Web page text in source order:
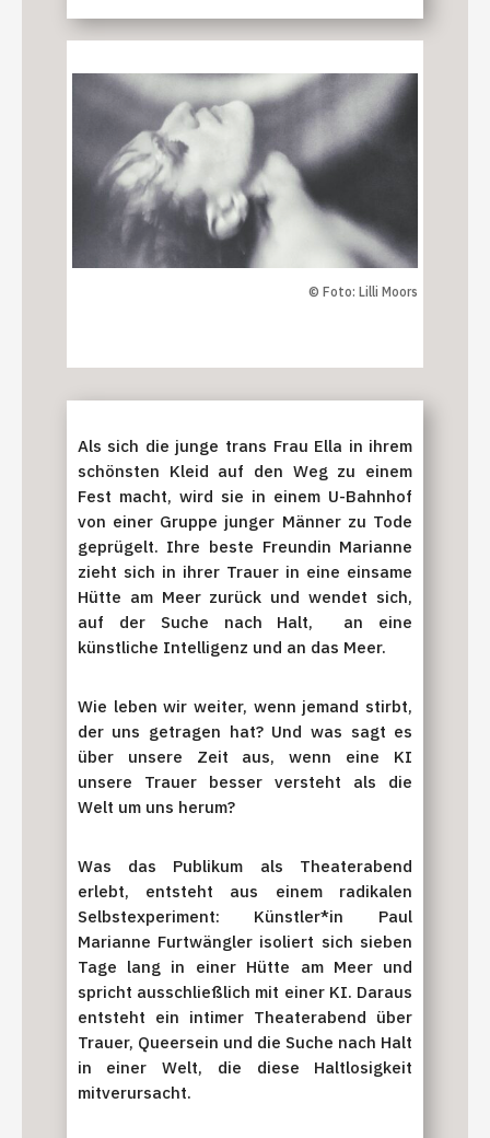
© Foto: Lilli Moors
Als sich die junge trans Frau Ella in ihrem
schönsten Kleid auf den Weg zu einem
Fest macht, wird sie in einem U-Bahnhof
von einer Gruppe junger Männer zu Tode
geprügelt. Ihre beste Freundin Marianne
zieht sich in ihrer Trauer in eine einsame
Hütte am Meer zurück und wendet sich,
auf der Suche nach Halt, an eine
künstliche Intelligenz und an das Meer.
Wie leben wir weiter, wenn jemand stirbt,
der uns getragen hat? Und was sagt es
über unsere Zeit aus, wenn eine KI
unsere Trauer besser versteht als die
Welt um uns herum?
Was das Publikum als Theaterabend
erlebt, entsteht aus einem radikalen
Selbstexperiment: Künstler*in Paul
Marianne Furtwängler isoliert sich sieben
Tage lang in einer Hütte am Meer und
spricht ausschließlich mit einer KI. Daraus
entsteht ein intimer Theaterabend über
Trauer, Queersein und die Suche nach Halt
in einer Welt, die diese Haltlosigkeit
mitverursacht.